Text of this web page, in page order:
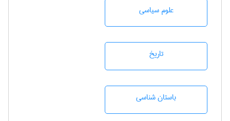
علوم سياسی
تاريخ
باستان شناسی